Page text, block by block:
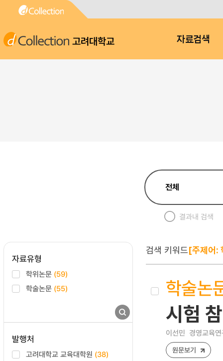
고려대학교 자료검색
결과내 검색
자료유형
학위논문 (59)
학술논문 (55)
발행처
고려대학교 교육대학원 (38)
검색 키워드[주제어:
학술논
시험
이선민 경영교육
원문보기